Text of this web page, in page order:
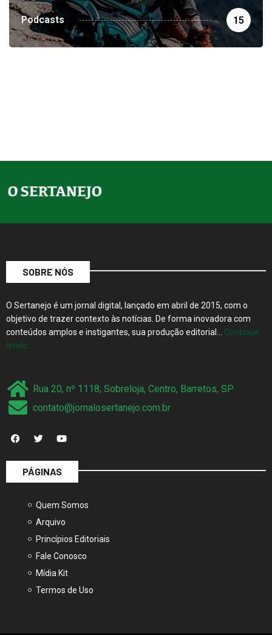
Podcasts 15
SOBRE NÓS
O Sertanejo é um jornal digital, lançado em abril de 2015, com o
objetivo de trazer contexto às notícias. De forma inovadora com
conteúdos amplos e instigantes, sua produção editorial… Continue
lendo…
Rua 20, nº 1118, Sobreloja, Centro, Barretos, SP
contato@jornalosertanejo.com.br
PÁGINAS
Quem Somos
Arquivo
Princípios Editoriais
Fale Conosco
Mídia Kit
Termos de Uso